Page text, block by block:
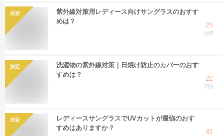
決定
紫外線対策用レディース向けサングラスのおすす
めは？
23
回答
決定
洗濯物の紫外線対策｜日焼け防止のカバーのおす
すめは？
22
回答
決定
レディースサングラスでUVカットが最強のおす
すめはありますか？
43